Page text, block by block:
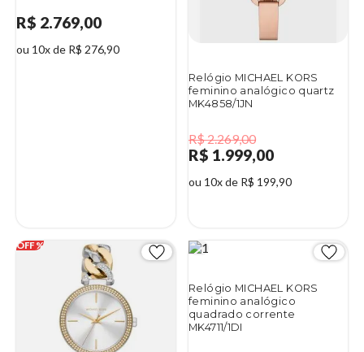
R$ 2.769,00
ou 10x de R$ 276,90
Relógio MICHAEL KORS
feminino analógico quartz
MK4858/1JN
R$ 2.269,00
R$ 1.999,00
ou 10x de R$ 199,90
Relógio MICHAEL KORS
feminino analógico
quadrado corrente
MK4711/1DI